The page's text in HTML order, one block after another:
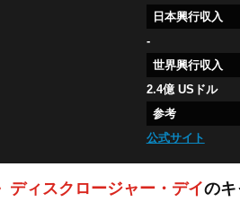
日本興行収入
-
世界興行収入
2.4億 USドル
参考
公式サイト
ディスクロージャー・デイのキ